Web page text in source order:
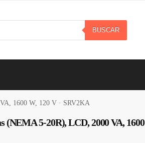
BUSCAR
1600 W, 120 V · SRV2KA
(NEMA 5-20R), LCD, 2000 VA, 1600